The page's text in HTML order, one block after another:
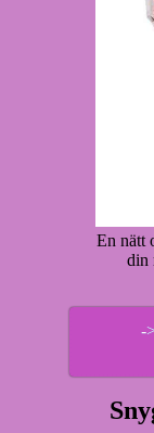
En nätt
din
-